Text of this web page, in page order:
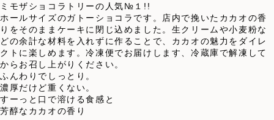
ミモザショコラトリーの人気№１!!
ホールサイズのガトーショコラです。店内で挽いたカカオの香
りをそのままケーキに閉じ込めました。生クリームや小麦粉な
どの余計な材料を入れずに作ることで、カカオの魅力をダイレ
クトに楽しめます。冷凍便でお届けします、冷蔵庫で解凍して
からお召し上がりください。
ふんわりでしっとり。
濃厚だけど重くない。
すーっと口で溶ける食感と
芳醇なカカオの香り